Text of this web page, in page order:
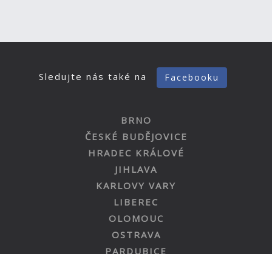
Sledujte nás také na Facebooku
BRNO
ČESKÉ BUDĚJOVICE
HRADEC KRÁLOVÉ
JIHLAVA
KARLOVY VARY
LIBEREC
OLOMOUC
OSTRAVA
PARDUBICE